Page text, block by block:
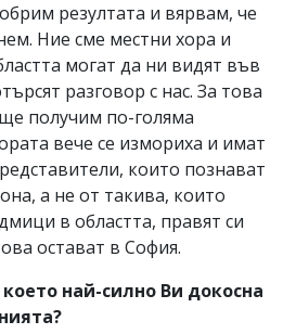
резултата и вярвам, че
Ние сме местни хора и
могат да ни видят във
разговор с нас. За това
получим по-голяма
вече се измориха и имат
които познават
а не от такива, които
в областта, правят си
остават в София.
най-силно Ви докосна